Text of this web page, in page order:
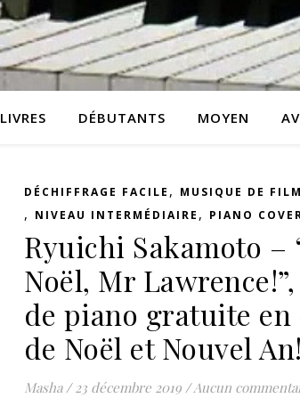
LIVRES DÉBUTANTS MOYEN
DÉCHIFFRAGE FACILE , MUSIQUE DE FILM
, NIVEAU INTERMÉDIAIRE , PIANO
Ryuichi Sakamoto –
Noël, Mr
de piano gratuite en
de Noël et Nouvel An!
Masha / 23 décembre 2019 /Aucun